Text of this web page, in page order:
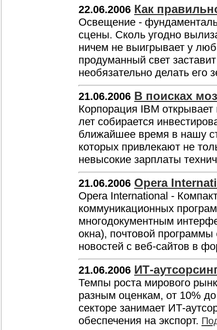
22.06.2006 Как
Освещение -
сцены. Сколь угодно
ничем не выигрывает у
продуманный свет
необязательно делать его
21.06.2006 В поисках
Корпорация IBM
лет собирается
ближайшее время в нашу
которых привлекают не
невысокие зарплаты
21.06.2006 Opera
Opera International -
коммуникационных
многодокументным
окна), почтовой
новостей с веб-сайтов в
21.06.2006 ИТ-
Темпы роста мирового
разным оценкам, от 10%
секторе занимает ИТ-
обеспечения на экспорт.